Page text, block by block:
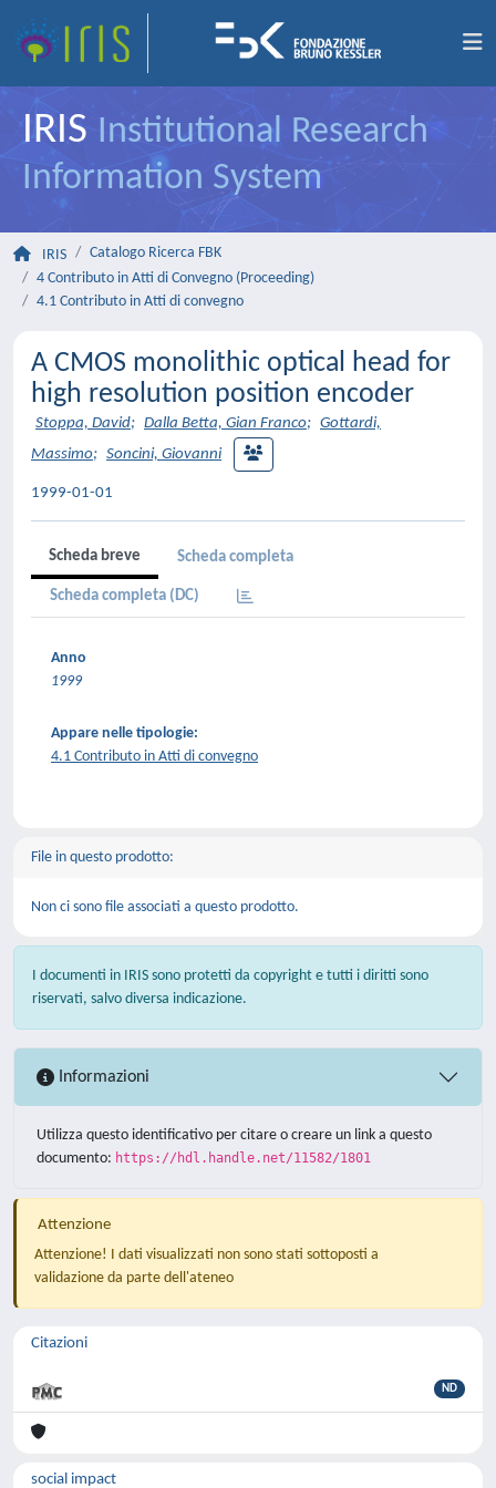
IRIS Institutional Research
Information System
IRIS
Catalogo Ricerca FBK
4 Contributo in Atti di Convegno (Proceeding)
4.1 Contributo in Atti di convegno
A CMOS monolithic optical head for
high resolution position encoder
Stoppa, David; Dalla Betta, Gian Franco; Gottardi,
Massimo; Soncini, Giovanni
1999-01-01
Scheda breve Scheda completa
Scheda completa (DC)
Anno
1999
Appare nelle tipologie:
4.1 Contributo in Atti di convegno
File in questo prodotto:
Non ci sono file associati a questo prodotto.
I documenti in IRIS sono protetti da copyright e tutti i diritti sono
riservati, salvo diversa indicazione.
Informazioni
Utilizza questo identificativo per citare o creare un link a questo
documento: https://hdl.handle.net/11582/1801
Attenzione
Attenzione! I dati visualizzati non sono stati sottoposti a
validazione da parte dell'ateneo
Citazioni
ND
social impact